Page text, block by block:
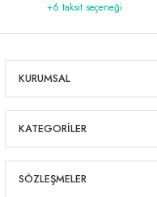
+6 taksit seçeneği
KURUMSAL
KATEGORİLER
SÖZLEŞMELER